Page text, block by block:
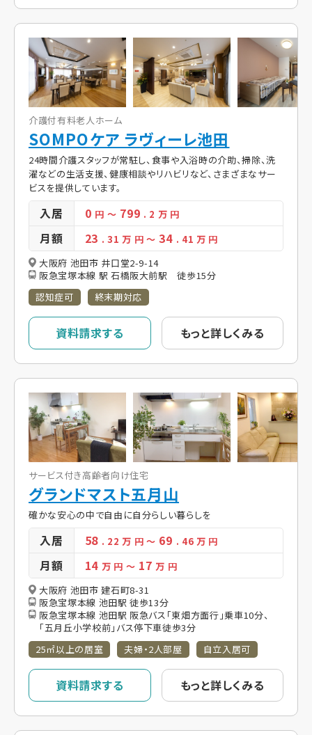
介護付有料老人ホーム
SOMPOケア ラヴィーレ池田
24時間介護スタッフが常駐し、食事や入浴時の介助、掃除、洗
濯などの生活支援、健康相談やリハビリなど、さまざまなサー
ビスを提供しています。
入居 0 円 ～ 799 . 2 万 円
月額 23 . 31万 円 ～ 34 . 41 万 円
大阪府 池田市 井口堂2-9-14
阪急宝塚本線 駅 石橋阪大前駅 徒歩15分
認知症可
終末期対応
資料請求する もっと詳しくみる
サービス付き高齢者向け住宅
グランドマスト五月山
確かな安心の中で自由に自分らしい暮らしを
入居 58 . 22万 円 ～ 69 . 46 万 円
月額 14万 円 ～ 17万 円
大阪府 池田市 建石町8-31
阪急宝塚本線 池田駅 徒歩13分
阪急宝塚本線 池田駅 阪急バス「東畑方面行」乗車10分、
「五月丘小学校前」バス停下車徒歩3分
25㎡以上の居室
夫婦・2人部屋 自立入居可
資料請求する もっと詳しくみる